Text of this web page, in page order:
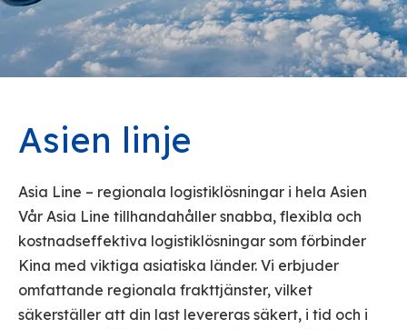
Asien linje
Asia Line – regionala logistiklösningar i hela Asien
Vår Asia Line tillhandahåller snabba, flexibla och
kostnadseffektiva logistiklösningar som förbinder
Kina med viktiga asiatiska länder. Vi erbjuder
omfattande regionala frakttjänster, vilket
säkerställer att din last levereras säkert, i tid och i